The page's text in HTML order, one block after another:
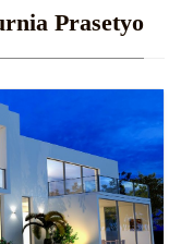
Prasetyo